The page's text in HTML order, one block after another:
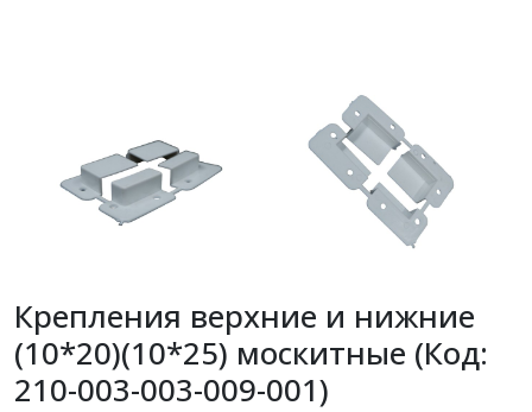
Крепления верхние и нижние
(10*20)(10*25) москитные (Код:
210-003-003-009-001)